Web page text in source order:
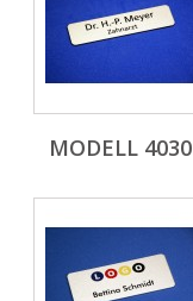
MODELL 4030